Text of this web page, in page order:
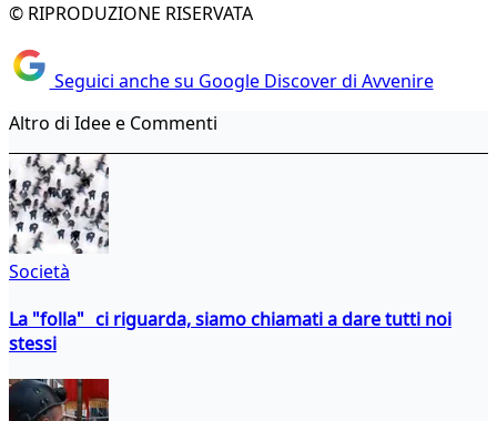
© RIPRODUZIONE RISERVATA
Seguici anche su Google Discover di Avvenire
Altro di Idee e Commenti
Società
La "folla" ci riguarda, siamo chiamati a dare tutti noi
stessi